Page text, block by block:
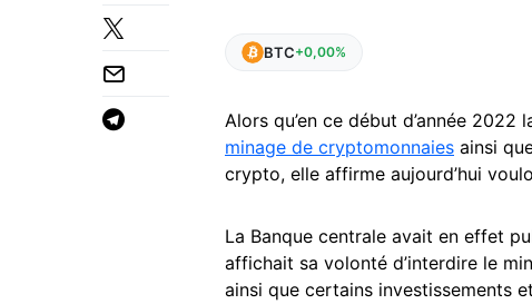
BTC+0,00%
Alors qu’en ce début d’année 2022
minage de cryptomonnaies ainsi
crypto, elle affirme aujourd’hui
La Banque centrale avait en effet
affichait sa volonté d’interdire le
ainsi que certains investissements